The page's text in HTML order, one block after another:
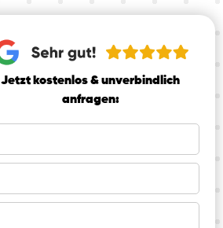
Jetzt kostenlos & unverbindlich
anfragen: